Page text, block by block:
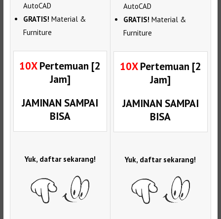
AutoCAD
GRATIS! Material &
Furniture
10XPertemuan [2
Jam]
JAMINAN SAMPAI
BISA
Yuk, daftar sekarang!
AutoCAD
GRATIS! Material &
Furniture
10XPertemuan [2
Jam]
JAMINAN SAMPAI
BISA
Yuk, daftar sekarang!